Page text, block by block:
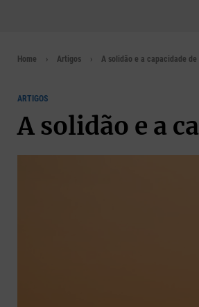
Home Artigos A solidão e a capacidade de
ARTIGOS
A solidão e a